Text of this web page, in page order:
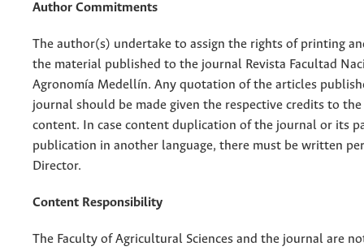
Author Commitments
The author(s) undertake to assign the rights of printing
the material published to the journal Revista Facultad
Agronomía Medellín. Any quotation of the articles
journal should be made given the respective credits to
content. In case content duplication of the journal or its
publication in another language, there must be written
Director.
Content Responsibility
The Faculty of Agricultural Sciences and the journal are